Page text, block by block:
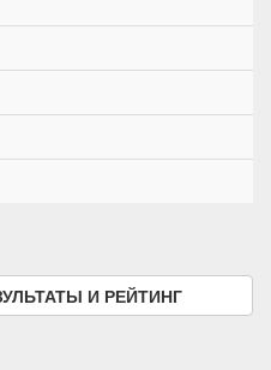
И РЕЙТИНГ